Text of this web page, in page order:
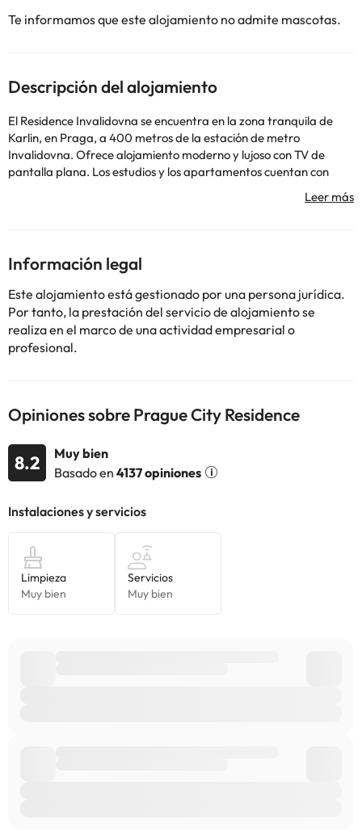
Te informamos que este alojamiento no admite mascotas.
Descripción del alojamiento
El Residence Invalidovna se encuentra en la zona tranquila de
Karlin, en Praga, a 400 metros de la estación de metro
Invalidovna. Ofrece alojamiento moderno y lujoso con TV de
pantalla plana. Los estudios y los apartamentos cuentan con
lavavajillas y microondas. La TV vía satélite ofrece programas en
un bar/cafetería que ofrece desayunos.
Algunos de los servicios detallados pueden ser de pago. Puedes
consultar sus tarifas directamente en el establecimiento. Toda la
información de esta ficha está sujeta a cambios por parte del
Información legal
Este alojamiento está gestionado por una persona jurídica.
Por tanto, la prestación del servicio de alojamiento se
realiza en el marco de una actividad empresarial o
profesional.
Opiniones sobre Prague City Residence
8.2
Muy bien
Basado en 4137 opiniones